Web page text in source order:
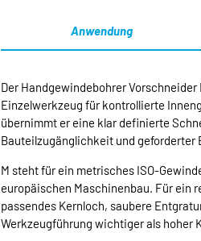
Anwendung
Der Handgewindebohrer Vorschneider
Einzelwerkzeug für kontrollierte
übernimmt er eine klar definierte
Bauteilzugänglichkeit und geforderter
M steht für ein metrisches ISO-
europäischen Maschinenbau. Für ein
passendes Kernloch, saubere
Werkzeugführung wichtiger als hoher